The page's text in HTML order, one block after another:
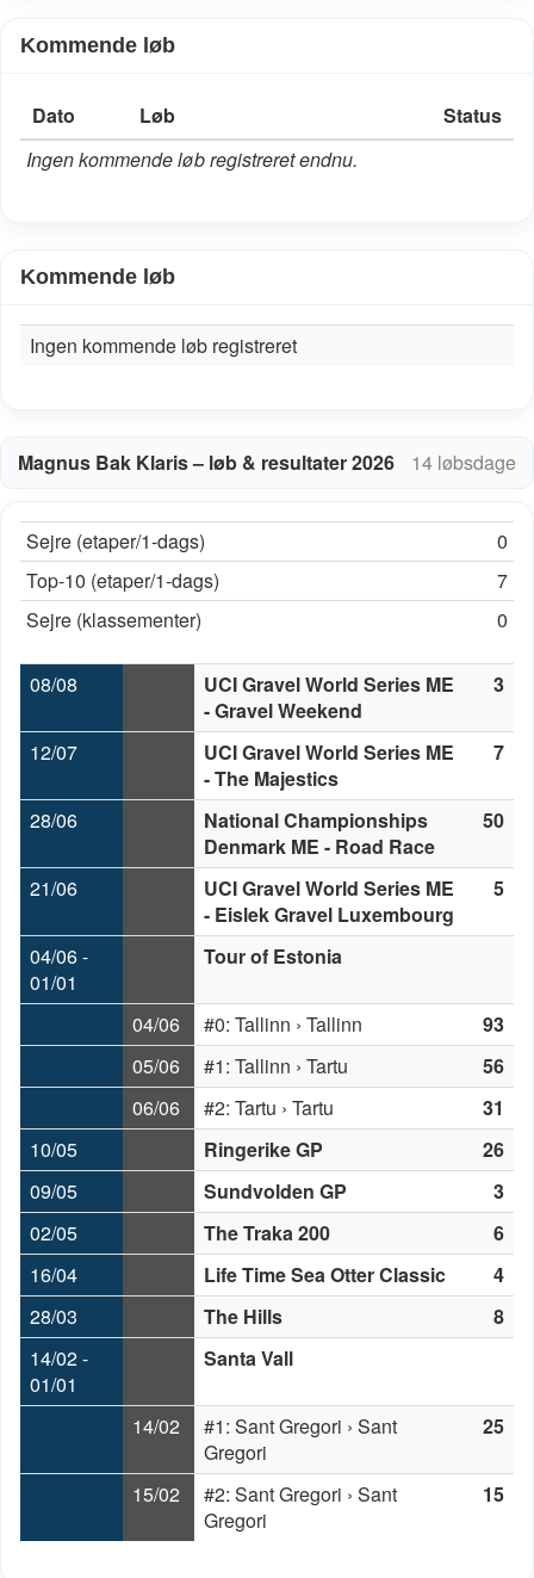
Kommende løb
Dato Løb
Status
Ingen kommende løb registreret endnu.
Kommende løb
Ingen kommende løb registreret
Magnus Bak Klaris – løb & resultater 2026 14 løbsdage
Sejre (etaper/1-dags)
0
Top-10 (etaper/1-dags)
7
Sejre (klassementer)
0
08/08
UCI Gravel World Series ME
- Gravel Weekend
3
12/07
UCI Gravel World Series ME
- The Majestics
7
28/06
National Championships
Denmark ME - Road Race
50
21/06
UCI Gravel World Series ME
- Eislek Gravel Luxembourg
5
04/06 -
01/01
Tour of Estonia
04/06 #0: Tallinn › Tallinn
93
05/06
#1: Tallinn › Tartu
56
06/06
#2: Tartu › Tartu
31
10/05
Ringerike GP
26
09/05
Sundvolden GP
3
02/05
The Traka 200
6
16/04
Life Time Sea Otter Classic
4
28/03
The Hills
8
14/02 -
01/01
Santa Vall
14/02
#1: Sant Gregori › Sant
Gregori
25
15/02
#2: Sant Gregori › Sant
Gregori
15